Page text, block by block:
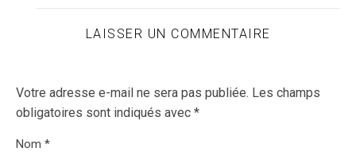
LAISSER UN COMMENTAIRE
Votre adresse e-mail ne sera pas publiée. Les champs
obligatoires sont indiqués avec *
Nom *